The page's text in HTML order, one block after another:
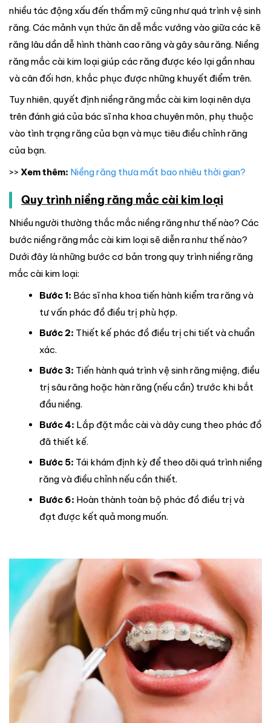
nhiều tác động xấu đến thẩm mỹ cũng như quá trình vệ sinh
răng. Các mảnh vụn thức ăn dễ mắc vướng vào giữa các kẽ
răng lâu dần dễ hình thành cao răng và gây sâu răng. Niềng
răng mắc cài kim loại giúp các răng được kéo lại gần nhau
và cân đối hơn, khắc phục được những khuyết điểm trên.
Tuy nhiên, quyết định niềng răng mắc cài kim loại nên dựa
trên đánh giá của bác sĩ nha khoa chuyên môn, phụ thuộc
vào tình trạng răng của bạn và mục tiêu điều chỉnh răng
của bạn.
>> Xem thêm: Niềng răng thưa mất bao nhiêu thời gian?
Quy trình niềng răng mắc cài kim loại
Nhiều người thường thắc mắc niềng răng như thế nào? Các
bước niềng răng mắc cài kim loại sẽ diễn ra như thế nào?
Dưới đây là những bước cơ bản trong quy trình niềng răng
mắc cài kim loại:
Bước 1: Bác sĩ nha khoa tiến hành kiểm tra răng và
tư vấn phác đồ điều trị phù hợp.
Bước 2: Thiết kế phác đồ điều trị chi tiết và chuẩn
xác.
Bước 3: Tiến hành quá trình vệ sinh răng miệng, điều
trị sâu răng hoặc hàn răng (nếu cần) trước khi bắt
đầu niềng.
Bước 4: Lắp đặt mắc cài và dây cung theo phác đồ
đã thiết kế.
Bước 5: Tái khám định kỳ để theo dõi quá trình niềng
răng và điều chỉnh nếu cần thiết.
Bước 6: Hoàn thành toàn bộ phác đồ điều trị và
đạt được kết quả mong muốn.